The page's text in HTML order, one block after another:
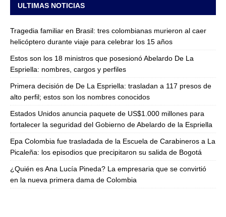
ULTIMAS NOTICIAS
Tragedia familiar en Brasil: tres colombianas murieron al caer
helicóptero durante viaje para celebrar los 15 años
Estos son los 18 ministros que posesionó Abelardo De La
Espriella: nombres, cargos y perfiles
Primera decisión de De La Espriella: trasladan a 117 presos de
alto perfil; estos son los nombres conocidos
Estados Unidos anuncia paquete de US$1.000 millones para
fortalecer la seguridad del Gobierno de Abelardo de la Espriella
Epa Colombia fue trasladada de la Escuela de Carabineros a La
Picaleña: los episodios que precipitaron su salida de Bogotá
¿Quién es Ana Lucía Pineda? La empresaria que se convirtió
en la nueva primera dama de Colombia